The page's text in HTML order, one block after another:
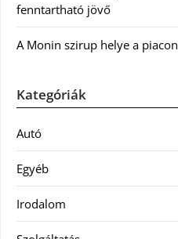
fenntartható jövő
A Monin szirup helye a piacon
Kategóriák
Autó
Egyéb
Irodalom